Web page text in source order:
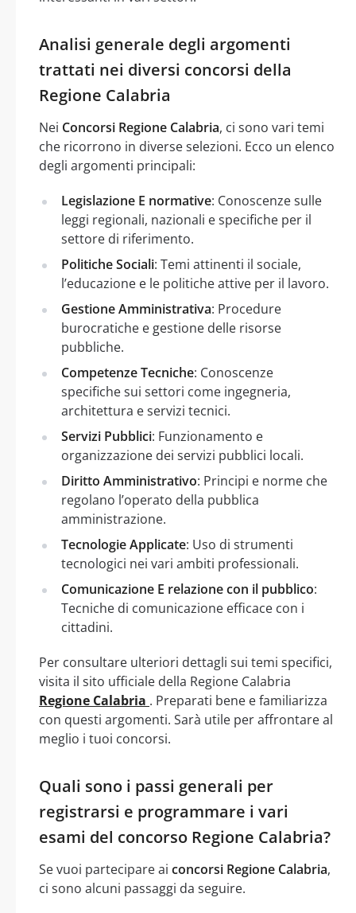
Analisi generale degli argomenti
trattati nei diversi concorsi della
Regione Calabria
Nei Concorsi Regione Calabria, ci sono vari temi
che ricorrono in diverse selezioni. Ecco un elenco
degli argomenti principali:
Legislazione E normative: Conoscenze sulle
leggi regionali, nazionali e specifiche per il
settore di riferimento.
Politiche Sociali: Temi attinenti il sociale,
l’educazione e le politiche attive per il lavoro.
Gestione Amministrativa: Procedure
burocratiche e gestione delle risorse
pubbliche.
Competenze Tecniche: Conoscenze
specifiche sui settori come ingegneria,
architettura e servizi tecnici.
Servizi Pubblici: Funzionamento e
organizzazione dei servizi pubblici locali.
Diritto Amministrativo: Principi e norme che
regolano l’operato della pubblica
amministrazione.
Tecnologie Applicate: Uso di strumenti
tecnologici nei vari ambiti professionali.
Comunicazione E relazione con il pubblico:
Tecniche di comunicazione efficace con i
cittadini.
Per consultare ulteriori dettagli sui temi specifici,
visita il sito ufficiale della Regione Calabria
Regione Calabria . Preparati bene e familiarizza
con questi argomenti. Sarà utile per affrontare al
meglio i tuoi concorsi.
Quali sono i passi generali per
registrarsi e programmare i vari
esami del concorso Regione Calabria?
Se vuoi partecipare ai concorsi Regione Calabria,
ci sono alcuni passaggi da seguire.